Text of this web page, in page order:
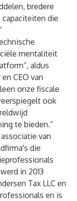
bredere
die
mentaliteit
aldus
CEO van
onze fiscale
ook
te bieden.”
van
die
in 2013
Tax LLC en
en is